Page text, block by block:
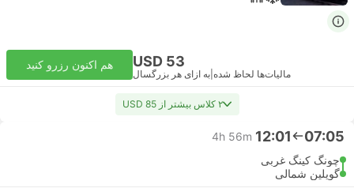
USD 53
مالیات‌ها لحاظ شده به ازای هر بزرگسال
هم اکنون رزرو کنید
۲ کلاس بیشتر از USD 85
07:05
12:01
4h 56m
چونگ کینگ غربی
گویلین شمالی